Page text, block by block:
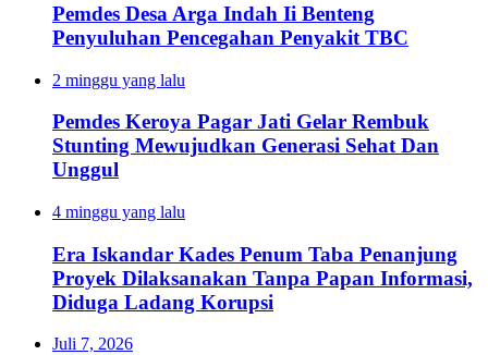
Pemdes Desa Arga Indah Ii Benteng
Penyuluhan Pencegahan Penyakit TBC
2 minggu yang lalu
Pemdes Keroya Pagar Jati Gelar Rembuk
Stunting Mewujudkan Generasi Sehat Dan
Unggul
4 minggu yang lalu
Era Iskandar Kades Penum Taba Penanjung
Proyek Dilaksanakan Tanpa Papan Informasi,
Diduga Ladang Korupsi
Juli 7, 2026